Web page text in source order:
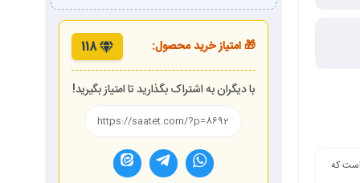
است که
🎁 امتیاز خرید محصول: 118
با دیگران به اشتراک بگذارید تا امتیاز بگیرید!